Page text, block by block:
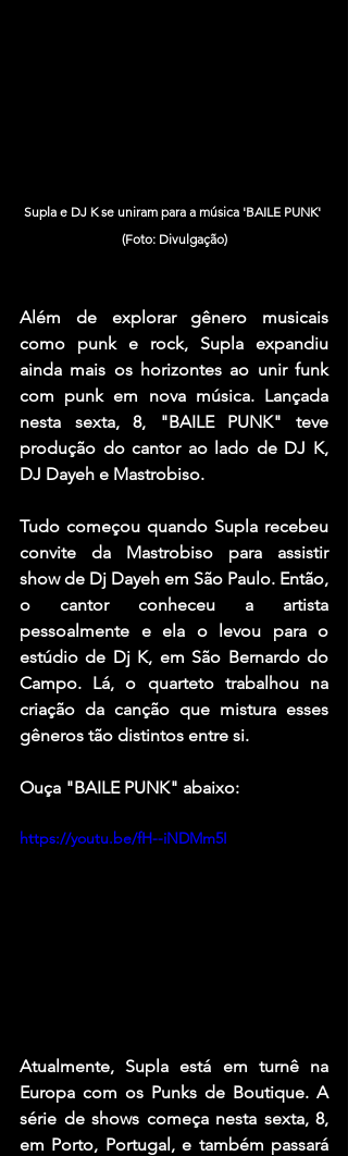
Supla e DJ K se uniram para a música 'BAILE PUNK'
(Foto: Divulgação)
Além de explorar gênero musicais
como punk e rock, Supla expandiu
ainda mais os horizontes ao unir funk
com punk em nova música. Lançada
nesta sexta, 8, "BAILE PUNK" teve
produção do cantor ao lado de DJ K
DJ Dayeh e Mastrobiso.
Tudo começou quando Supla recebeu
convite da Mastrobiso para assistir
show de Dj Dayeh em São Paulo. Então,
o cantor conheceu a artista
pessoalmente e ela o levou para o
estúdio de Dj K, em São Bernardo do
Campo. Lá, o quarteto trabalhou na
criação da canção que mistura esses
gêneros tão distintos entre si.
Ouça "BAILE PUNK" abaixo:
https://youtu.be/fH--iNDMm5I
Atualmente, Supla está em turnê na
Europa com os Punks de Boutique. A
série de shows começa nesta sexta, 8,
em Porto, Portugal, e também passará